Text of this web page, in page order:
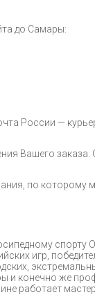
до Самары:
России —
Вашего заказа.
по которому
игр,
и конечно же
работает